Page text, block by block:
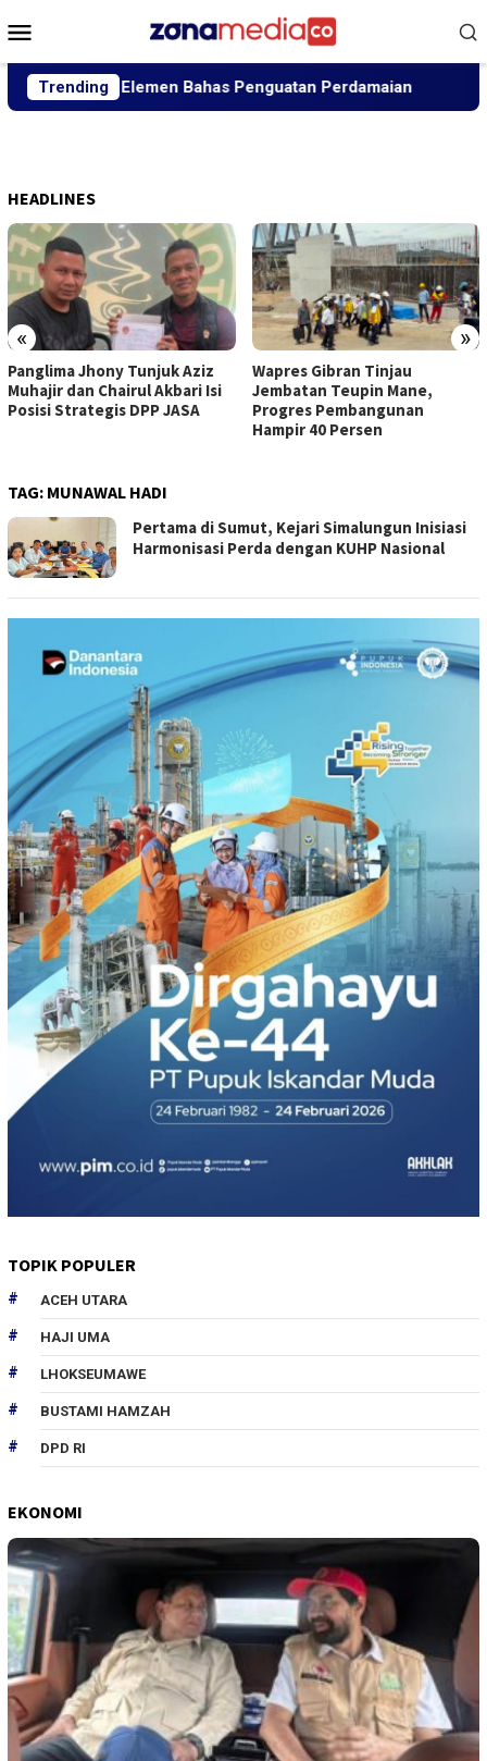
ke
Mobile
Trending
Elemen Bahas Penguatan Perdamaian
HEADLINES
« »
Panglima Jhony Tunjuk Aziz
Muhajir dan Chairul Akbari Isi
Posisi Strategis DPP JASA
Wapres Gibran Tinjau
Jembatan Teupin Mane,
Progres Pembangunan
Hampir 40 Persen
TAG: MUNAWAL HADI
Pertama di Sumut, Kejari Simalungun Inisiasi
Harmonisasi Perda dengan KUHP Nasional
TOPIK POPULER
ACEH UTARA
HAJI UMA
LHOKSEUMAWE
BUSTAMI HAMZAH
DPD RI
EKONOMI